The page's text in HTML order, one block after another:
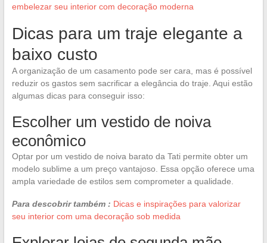
embelezar seu interior com decoração moderna
Dicas para um traje elegante a
baixo custo
A organização de um casamento pode ser cara, mas é possível
reduzir os gastos sem sacrificar a elegância do traje. Aqui estão
algumas dicas para conseguir isso:
Escolher um vestido de noiva
econômico
Optar por um vestido de noiva barato da Tati permite obter um
modelo sublime a um preço vantajoso. Essa opção oferece uma
ampla variedade de estilos sem comprometer a qualidade.
Para descobrir também : Dicas e inspirações para valorizar
seu interior com uma decoração sob medida